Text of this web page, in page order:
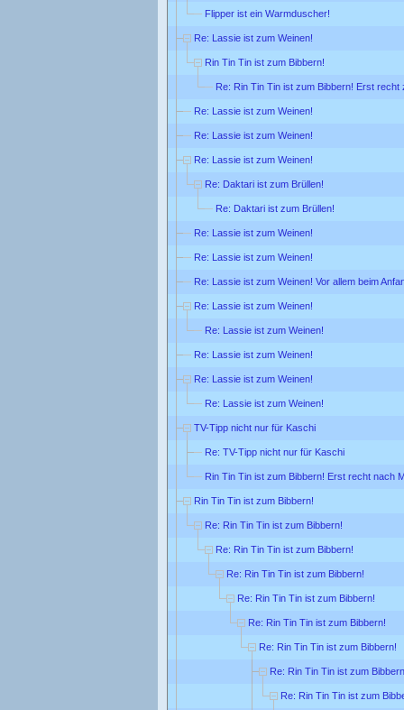
Flipper ist ein Warmduscher!
Re: Lassie ist zum Weinen!
Rin Tin Tin ist zum Bibbern!
Re: Rin Tin Tin ist zum Bibbern! Erst recht
Re: Lassie ist zum Weinen!
Re: Lassie ist zum Weinen!
Re: Lassie ist zum Weinen!
Re: Daktari ist zum Brüllen!
Re: Daktari ist zum Brüllen!
Re: Lassie ist zum Weinen!
Re: Lassie ist zum Weinen!
Re: Lassie ist zum Weinen! Vor allem beim
Re: Lassie ist zum Weinen!
Re: Lassie ist zum Weinen!
Re: Lassie ist zum Weinen!
Re: Lassie ist zum Weinen!
Re: Lassie ist zum Weinen!
TV-Tipp nicht nur für Kaschi
Re: TV-Tipp nicht nur für Kaschi
Rin Tin Tin ist zum Bibbern! Erst recht nach
Rin Tin Tin ist zum Bibbern!
Re: Rin Tin Tin ist zum Bibbern!
Re: Rin Tin Tin ist zum Bibbern!
Re: Rin Tin Tin ist zum Bibbern!
Re: Rin Tin Tin ist zum Bibbern!
Re: Rin Tin Tin ist zum Bibbern!
Re: Rin Tin Tin ist zum Bibbern!
Re: Rin Tin Tin ist zum
Re: Rin Tin Tin ist zum